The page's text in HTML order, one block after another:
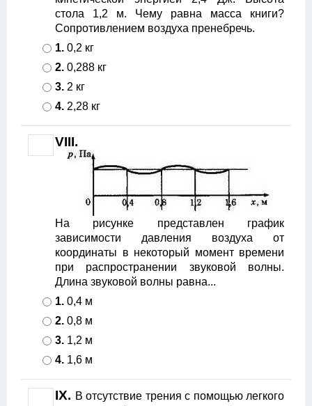
стола 1,2 м. Чему равна масса книги?
Сопротивлением воздуха пренебречь.
1. 0,2 кг
2. 0,288 кг
3. 2 кг
4. 2,28 кг
VIII.
На рисунке представлен график
зависимости давления воздуха от
координаты в некоторый момент времени
при распространении звуковой волны.
Длина звуковой волны равна...
1. 0,4 м
2. 0,8 м
3. 1,2 м
4. 1,6 м
IX. В отсутствие трения с помощью легкого